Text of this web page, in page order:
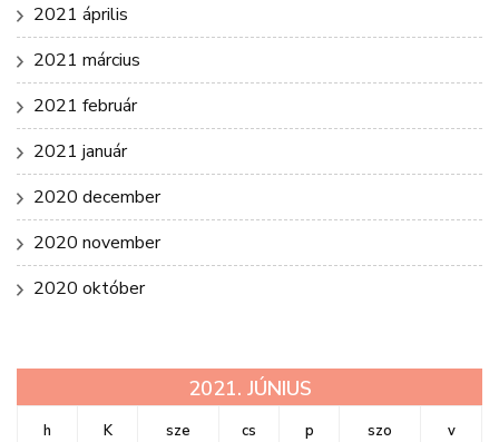
2021 április
2021 március
2021 február
2021 január
2020 december
2020 november
2020 október
2021. JÚNIUS
h K sze cs p szo v